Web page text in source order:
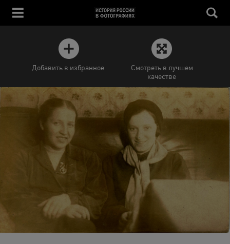
Добавить в избранное
Смотреть в лучшем
качестве